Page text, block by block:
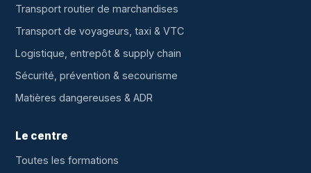
Transport routier de marchandises
Transport de voyageurs, taxi & VTC
Logistique, entrepôt & supply chain
Sécurité, prévention & secourisme
Matières dangereuses & ADR
Le centre
Toutes les formations